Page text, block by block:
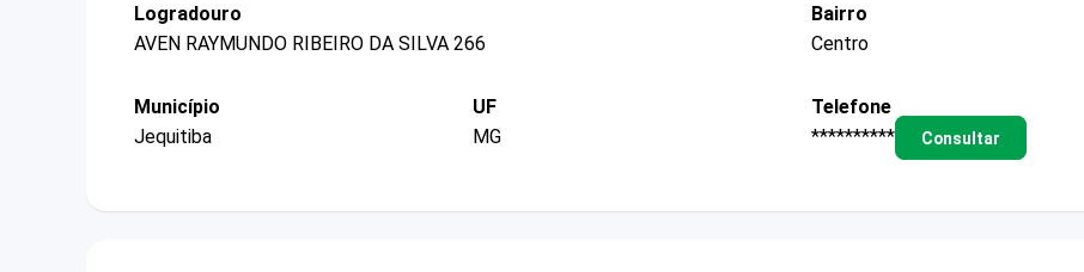
Logradouro
AVEN RAYMUNDO RIBEIRO DA SILVA 266
Bairro
Centro
Município
Jequitiba
UF
MG
Telefone
**********
Consultar